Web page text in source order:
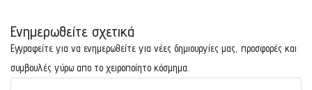
Ενημερωθείτε σχετικά
Εγγραφείτε για να ενημερωθείτε για νέες δημιουργίες μας, προσφορές και
συμβουλές γύρω απο το χειροποίητο κόσμημα.